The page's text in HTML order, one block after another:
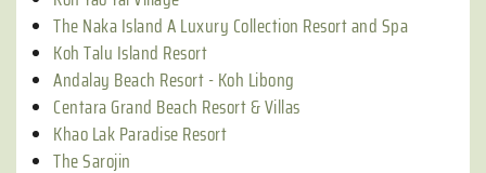
The Naka Island A Luxury Collection Resort and Spa
Koh Talu Island Resort
Andalay Beach Resort - Koh Libong
Centara Grand Beach Resort & Villas
Khao Lak Paradise Resort
The Sarojin